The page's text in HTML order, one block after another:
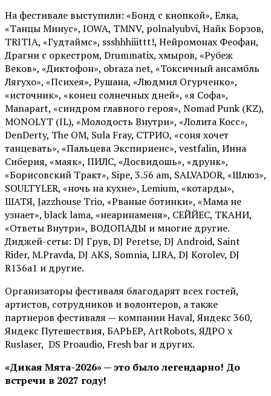
На фестивале выступили: «Бонд с кнопкой», Ёлка,
«Танцы Минус», IOWA, TMNV, polnalyubvi, Найк Борзов,
TRITIA, «Гудтаймс», ssshhhiiittt!, Нейромонах Феофан,
Драгни с оркестром, Drummatix, хмыров, «Рубеж
Веков», «Диктофон», obraza net, «Токсичный ансамбль
Лягухо», «Психея», Рушана, «Людмил Огурченко»,
«источник», «конец солнечных дней», «я Софа»,
Manapart, «синдром главного героя», Nomad Punk (KZ),
MONOLYT (IL), «Молодость Внутри», «Лолита Косс»,
DenDerty, The OM, Sula Fray, СТРИО, «соня хочет
танцевать», «Пальцева Экспириенс», vestfalin, Инна
Сиберия, «маяк», ПИЛС, «Досвидошь», «друнк»,
«Борисовский Тракт», Sipe, 3.56 am, SALVADOR, «Шлюз»,
SOULTYLER, «ночь на кухне», Lemium, «котарды»,
ШАТЯ, Jazzhouse Trio, «Рваные ботинки», «Мама не
узнает», black lama, «неаринаменя», СЕЙЙЕС, ТКАНИ,
«Ответы Внутри», ВОДОПАДЫ и многие другие.
Диджей-сеты: DJ Грув, DJ Peretse, DJ Android, Saint
Rider, М.Pravda, DJ AKS, Somnia, LIRA, DJ Korolev, DJ
R136a1 и другие.
Организаторы фестиваля благодарят всех гостей,
артистов, сотрудников и волонтеров, а также
партнеров фестиваля — компании Haval, Яндекс 360,
Яндекс Путешествия, БАРЬЕР, ArtRobots, ЯДРО х
Ruslaser, DS Proaudio, Fresh bar и других.
«Дикая Мята-2026» — это было легендарно! До
встречи в 2027 году!